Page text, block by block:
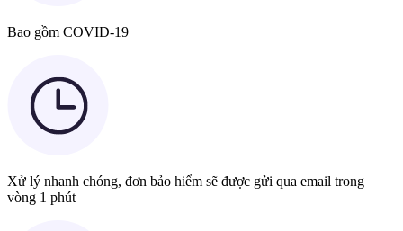
Bao gồm COVID-19
Xử lý nhanh chóng, đơn bảo hiểm sẽ được gửi qua email trong
vòng 1 phút